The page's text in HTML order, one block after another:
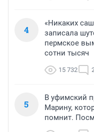
4
«Никаких
записала
пермское
сотни тысяч
15 732
5
В уфимский
Марину,
помнит.